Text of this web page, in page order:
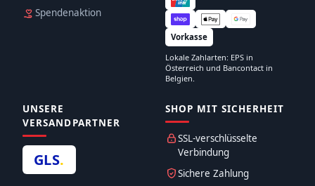
Spendenaktion
Vorkasse
Lokale Zahlarten: EPS in
Österreich und Bancontact in
Belgien.
UNSERE
VERSANDPARTNER
GLS.
SHOP MIT SICHERHEIT
SSL-verschlüsselte
Verbindung
Sichere Zahlung